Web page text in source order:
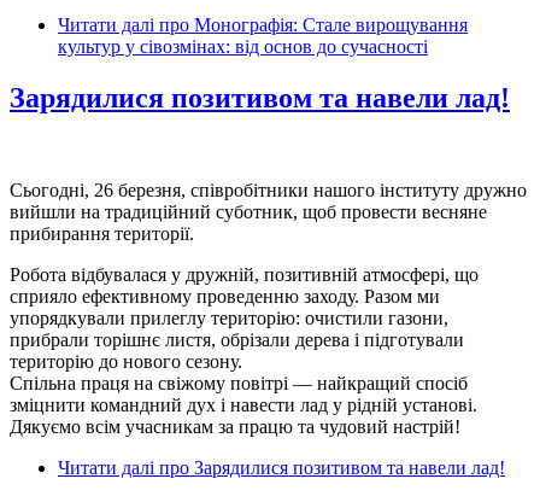
Читати далі про Монографія: Стале вирощування
культур у сівозмінах: від основ до сучасності
Зарядилися позитивом та навели лад!
Сьогодні, 26 березня, співробітники нашого інституту дружно
вийшли на традиційний суботник, щоб провести весняне
прибирання території.
Робота відбувалася у дружній, позитивній атмосфері, що
сприяло ефективному проведенню заходу. Разом ми
упорядкували прилеглу територію: очистили газони,
прибрали торішнє листя, обрізали дерева і підготували
територію до нового сезону.
Спільна праця на свіжому повітрі — найкращий спосіб
зміцнити командний дух і навести лад у рідній установі.
Дякуємо всім учасникам за працю та чудовий настрій!
Читати далі про Зарядилися позитивом та навели лад!